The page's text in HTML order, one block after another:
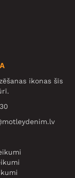
ikonas šīs